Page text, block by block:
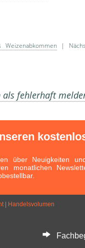
Weizenabkommen |
fehlerhaft
über Neuigkeiten
monatlichen
| Handelsvolumen